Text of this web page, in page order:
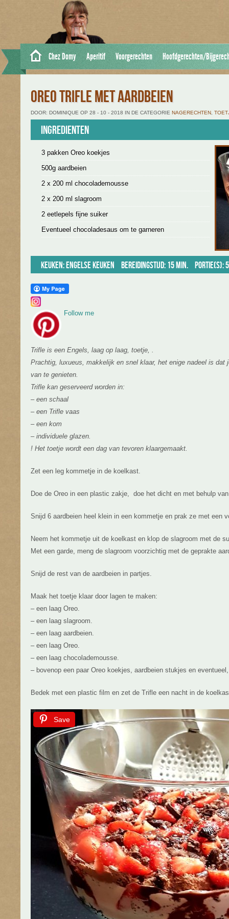
Chez Domy Aperitif Voorgerechten Hoofdgerechten/
OREO TRIFLE MET AARDBEIEN
DOOR: DOMINIQUE OP 28 - 10 - 2018 IN DE CATEGORIE NAGERECHTEN
Ingredienten
3 pakken Oreo koekjes
500g aardbeien
2 x 200 ml chocolademousse
2 x 200 ml slagroom
2 eetlepels fijne suiker
Eventueel chocoladesaus om te garneren
Keuken: Engelse keuken Bereidingstijd: 15 min. Portie(s):
Follow me
Trifle is een Engels, laag op laag, toetje, .
Prachtig, luxueus, makkelijk en snel klaar, het enige nadeel is dat
van te genieten.
Trifle kan geserveerd worden in:
– een schaal
– een Trifle vaas
– een kom
– individuele glazen.
! Het toetje wordt een dag van tevoren klaargemaakt.
Zet een leg kommetje in de koelkast.
Doe de Oreo in een plastic zakje, doe het dicht en met behulp
Snijd 6 aardbeien heel klein in een kommetje en prak ze met een
Neem het kommetje uit de koelkast en klop de slagroom met de
Met een garde, meng de slagroom voorzichtig met de geprakte
Snijd de rest van de aardbeien in partjes.
Maak het toetje klaar door lagen te maken:
– een laag Oreo.
– een laag slagroom.
– een laag aardbeien.
– een laag Oreo.
– een laag chocolademousse.
– bovenop een paar Oreo koekjes, aardbeien stukjes en
Bedek met een plastic film en zet de Trifle een nacht in de
Save